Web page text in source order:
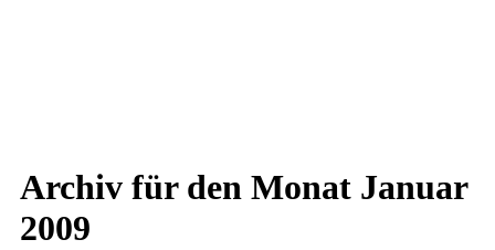
Archiv für den Monat Januar
2009